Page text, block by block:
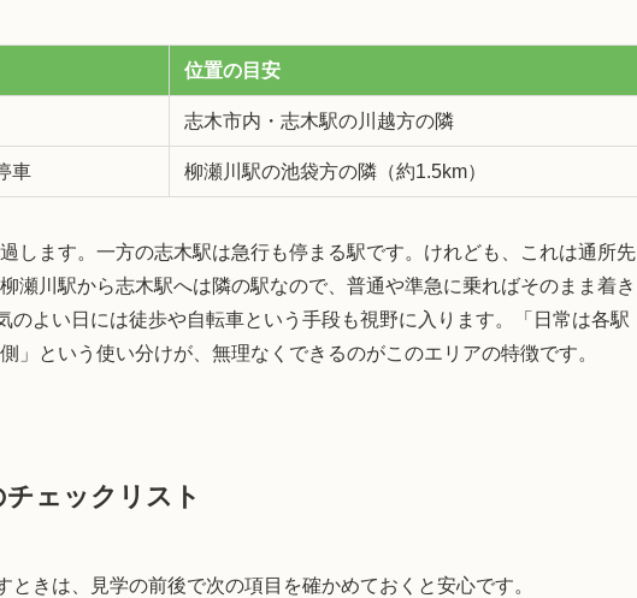
位置の目安
志木市内・志木駅の川越方の隣
車 柳瀬川駅の池袋方の隣（約1.5km）
します。一方の志木駅は急行も停まる駅です。けれども、これは通所先
瀬川駅から志木駅へは隣の駅なので、普通や準急に乗ればそのまま着き
のよい日には徒歩や自転車という手段も視野に入ります。「日常は各駅
」という使い分けが、無理なくできるのがこのエリアの特徴です。
ェックリスト
きは、見学の前後で次の項目を確かめておくと安心です。